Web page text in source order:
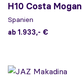
H10 Costa Mogan
Spanien
ab 1.933,- €